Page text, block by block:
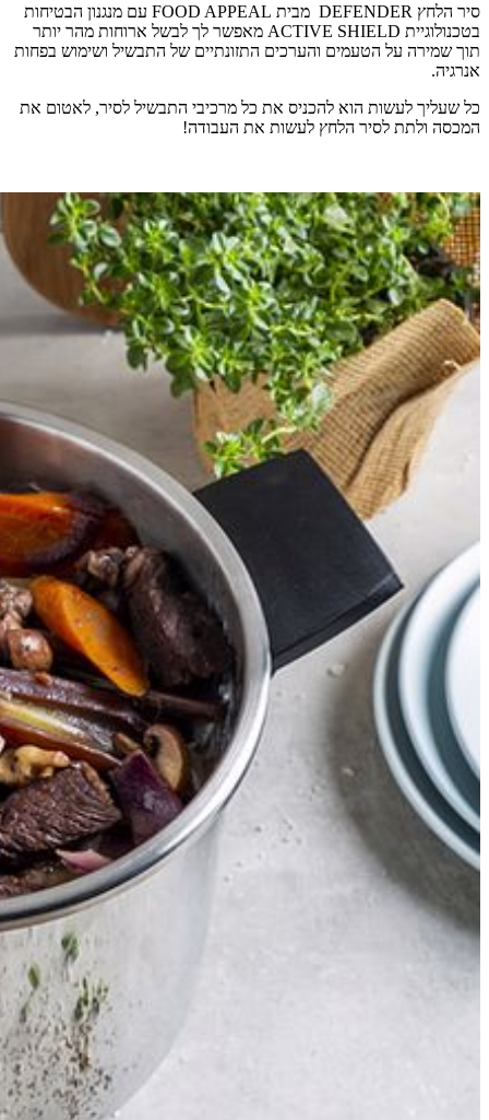
סיר הלחץ DEFENDER מבית FOOD APPEAL עם מנגנון הבטיחות
בטכנולוגיית ACTIVE SHIELD מאפשר לך לבשל ארוחות מהר יותר
תוך שמירה על הטעמים והערכים התזונתיים של התבשיל ושימוש בפחות
אנרגיה.
כל שעליך לעשות הוא להכניס את כל מרכיבי התבשיל לסיר, לאטום את
המכסה ולתת לסיר הלחץ לעשות את העבודה!